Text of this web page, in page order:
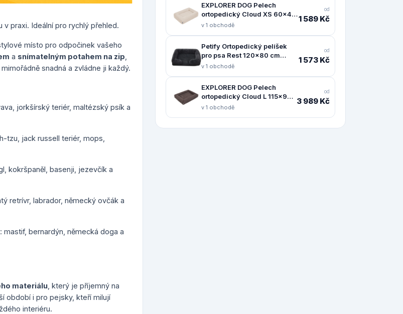
praxi. Ideální pro rychlý přehled.
místo pro odpočinek vašeho
a snímatelným potahem na zip
snadná a zvládne ji každý.
jorkšírský teriér, maltézský psík a
tzu, jack russell teriér, mops,
kokršpaněl, basenji, jezevčík a
retrívr, labrador, německý ovčák a
bernardýn, německá doga a
materiálu , který je příjemný na
období i pro pejsky, kteří milují
interiéru.
EXPLORER DOG Pelech
ortopedický Cloud XS 60x40
Vanilla Beige
v 1 obchodě
od
1 589 Kč
Petify Ortopedický pelíšek
pro psa Rest 120x80 cm
černý
v 1 obchodě
od
1 573 Kč
EXPLORER DOG Pelech
ortopedický Cloud L 115x90
Mocha Brown
v 1 obchodě
od
3 989 Kč